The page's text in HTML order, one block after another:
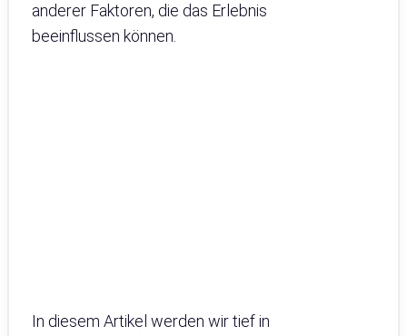
anderer Faktoren, die das Erlebnis
beeinflussen können.
In diesem Artikel werden wir tief in